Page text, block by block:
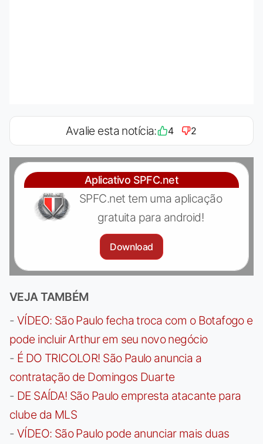
Avalie esta notícia: 4 2
Aplicativo SPFC.net
SPFC.net tem uma aplicação
gratuita para android!
Download
VEJA TAMBÉM
- VÍDEO: São Paulo fecha troca com o Botafogo e
pode incluir Arthur em seu novo negócio
- É DO TRICOLOR! São Paulo anuncia a
contratação de Domingos Duarte
- DE SAÍDA! São Paulo empresta atacante para
clube da MLS
- VÍDEO: São Paulo pode anunciar mais duas